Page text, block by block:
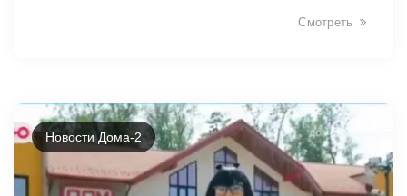
Смотреть
Новости Дома-2